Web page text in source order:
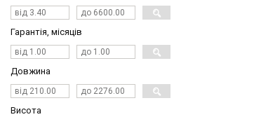
Гарантія, місяців
Довжина
Висота